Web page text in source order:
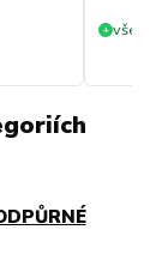
+ vše v